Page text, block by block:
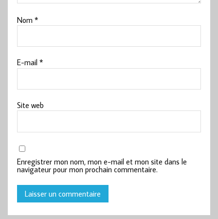
Nom*
E-mail*
Site web
Enregistrer mon nom, mon e-mail et mon site dans le
navigateur pour mon prochain commentaire.